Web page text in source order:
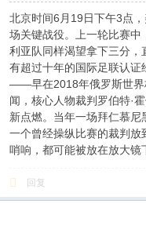
北京时间6月19日下午3点
场关键战役。上一轮比赛
利亚队同样渴望拿下三分
有超过十年的国际足联认
——早在2018年俄罗斯世界
闻，核心人物裁判罗伯特·
新点燃。当年一场拜仁慕
一个曾经操纵比赛的裁判
哨响，都可能被放在放大镜
回复